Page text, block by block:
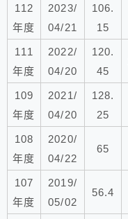
112
年度
2023/
04/21
106.
15
111
年度
2022/
04/20
120.
45
109
年度
2021/
04/20
128.
25
108
年度
2020/
04/22
65
107
年度
2019/
05/02
56.4